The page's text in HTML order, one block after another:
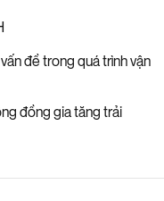
đề trong quá trình vận
đồng gia tăng trải